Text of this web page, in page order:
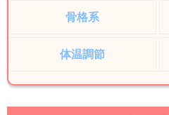
骨格系
体温調節